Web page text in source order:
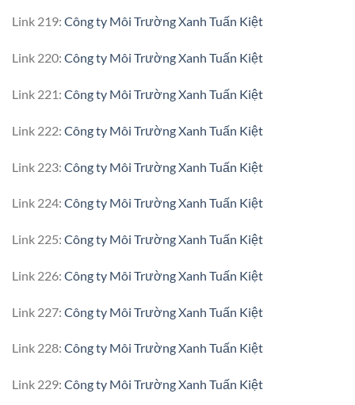
Link 219: Công ty Môi Trường Xanh Tuấn Kiệt
Link 220: Công ty Môi Trường Xanh Tuấn Kiệt
Link 221: Công ty Môi Trường Xanh Tuấn Kiệt
Link 222: Công ty Môi Trường Xanh Tuấn Kiệt
Link 223: Công ty Môi Trường Xanh Tuấn Kiệt
Link 224: Công ty Môi Trường Xanh Tuấn Kiệt
Link 225: Công ty Môi Trường Xanh Tuấn Kiệt
Link 226: Công ty Môi Trường Xanh Tuấn Kiệt
Link 227: Công ty Môi Trường Xanh Tuấn Kiệt
Link 228: Công ty Môi Trường Xanh Tuấn Kiệt
Link 229: Công ty Môi Trường Xanh Tuấn Kiệt